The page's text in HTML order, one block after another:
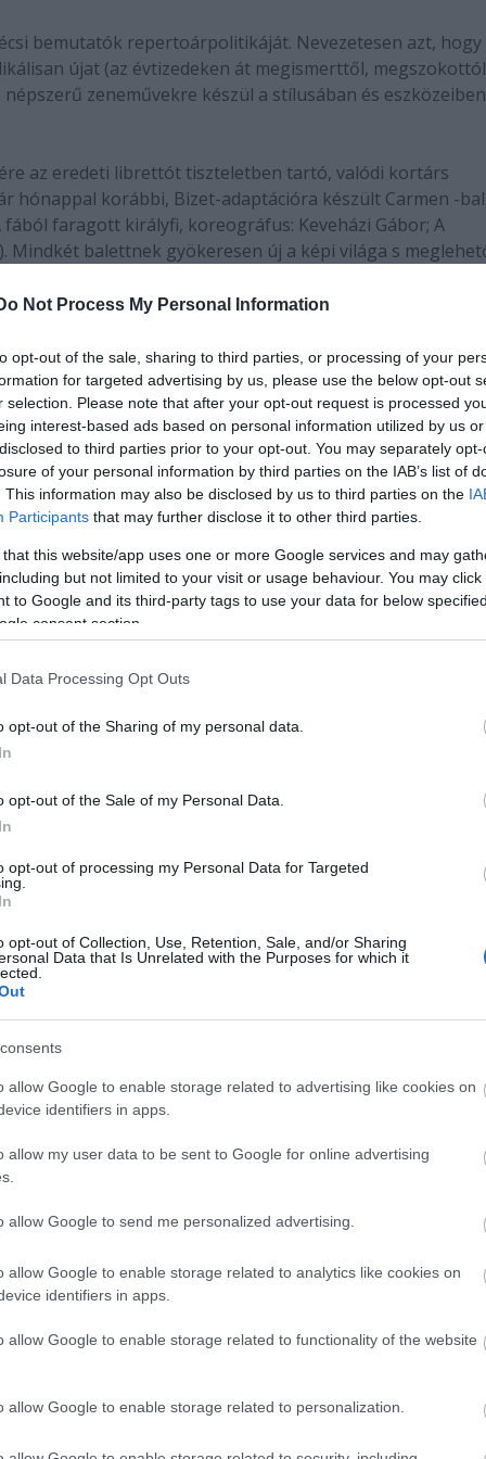
Not Process My Personal Information
opt-out of the sale, sharing to third parties, or processing of your
for targeted advertising by us, please use the below opt-out
selection. Please note that after your opt-out request is processed
interest-based ads based on personal information utilized by us
to third parties prior to your opt-out. You may separately
of your personal information by third parties on the IAB’s list of
This information may also be disclosed by us to third parties on the
Participants that may further disclose it to other third parties.
that this website/app uses one or more Google services and may
but not limited to your visit or usage behaviour. You may
to Google and its third-party tags to use your data for below
consent section.
Data Processing Opt Outs
opt-out of the Sharing of my personal data.
opt-out of the Sale of my Personal Data.
opt-out of processing my Personal Data for Targeted
opt-out of Collection, Use, Retention, Sale, and/or Sharing
Data that Is Unrelated with the Purposes for which it
allow Google to enable storage related to advertising like cookies on
identifiers in apps.
allow my user data to be sent to Google for online advertising
allow Google to send me personalized advertising.
allow Google to enable storage related to analytics like cookies on
identifiers in apps.
allow Google to enable storage related to functionality of the website
allow Google to enable storage related to personalization.
bemutatók repertoárpolitikáját. Nevezetesen azt, hogy
újat (az évtizedeken át megismerttől,
zeneművekre készül a stílusában és eszközeiben
az eredeti librettót tiszteletben tartó, valódi kortárs
hónappal korábbi, Bizet-adaptációra készült Carmen -
faragott királyfi, koreográfus: Keveházi Gábor; A
Mindkét balettnek gyökeresen új a képi világa s
tiszteletben van tartva.
a Vágytól.vágyig összefoglaló című, kétrészes bemutató
Carmen je, amelyet Egerházi még Pécsett készített,
ősbemutató, s a zenemű eredeti címe helyett az
címet kapta.
Csokonai Színház nézőterére. A színen óriási
nagy lendülettel lehet, matraca jó méternyi
paraván mögül a jól ismert, első fúvós szólamra egy pár
összekarolva, tehát a férfi és nő librettó szerinti
A pár - elsősorban a férfi - már nem egészen
párhuzamoktól még akkor is, ha az alkotót
Egerházi szándéka sem más, mint az általános
indíttatású színpadi szituációban.
a Carmenben{/kozep}
szürreális történések sora indul meg: hol ez, hol
Lendületes duetteket járnak az ágy előtt, körött.
jelez különböző típusokat: a lazán fiatalost, a jól
sejlenek fel e furcsa kavargásban,
a szinte minden pár kezében és/vagy szájában megjelenő
és Éva találkozásáról szól - minden párkapcsolat az
nem bántó Kékszakáll-történet zajlik, rengeteg,
ugranak, perdülnek a színen: csupa energia,
a Sacre du printemps (amúgy muzikális és hajszálpontos
zene a burleszkhez? Bármire bármit el lehet
minden, csak könnyed és ironikus nem. Nem
és viszont. (A tapsrend közben kis bizonytalanság a
valaki: "Milyen jó ez a zene!" - Sztravinszkij tehát
tónusú jelmezek Andrea T. Haamer szép munkái,
tervezte. Mindhárman - éppúgy, mint a főszereplő
akinek bizonyára nem ártott a személyük által garantált
új nézőket kell megszerezni egy bizonytalan kimenetelű
alkotása (ami persze meggondolatlan
s szerencsére itt, Debrecenben is az. Az új,
de ez természetes olyan társulatok esetében, melyek
értelemben véve közönségbarát mű; itt minden tiszta